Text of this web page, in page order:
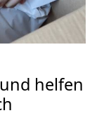
helfen